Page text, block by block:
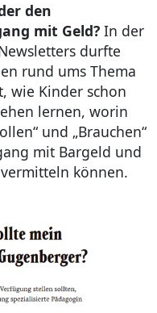
den
mit Geld? In der
durfte
rund ums Thema
wie Kinder schon
lernen, worin
und „Brauchen“
mit Bargeld und
können.